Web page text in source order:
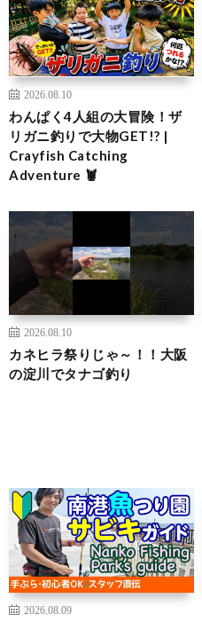
2026.08.10
わんぱく4人組の大冒険！ザ
リガニ釣りで大物GET!? |
Crayfish Catching
Adventure 🦞
2026.08.10
カネヒラ祭りじゃ～！！大阪
の淀川でタナゴ釣り
2026.08.09